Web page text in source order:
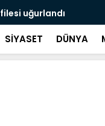
uğurlandı
SİYASET DÜNYA